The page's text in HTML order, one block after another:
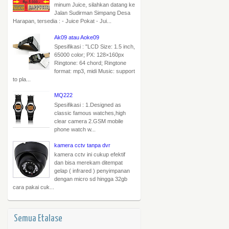
minum Juice, silahkan datang ke
Jalan Sudirman Simpang Desa
Harapan, tersedia : - Juice Pokat - Jui...
Ak09 atau Aoke09
Spesifikasi : "LCD Size: 1.5 inch,
65000 color; PX: 128×160px
Ringtone: 64 chord; Ringtone
format: mp3, midi Music: support
to pla...
MQ222
Spesifikasi : 1.Designed as
classic famous watches,high
clear camera 2.GSM mobile
phone watch w...
kamera cctv tanpa dvr
kamera cctv ini cukup efektif
dan bisa merekam ditempat
gelap ( infrared ) penyimpanan
dengan micro sd hingga 32gb
cara pakai cuk...
Semua Etalase